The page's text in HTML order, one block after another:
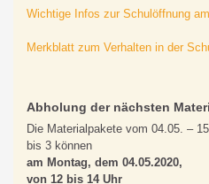
Wichtige Infos zur Schulöffnung
Merkblatt zum Verhalten in der
Abholung der nächsten
Die Materialpakete vom 04.05. –
bis 3 können
am Montag, dem 04.05.2020,
von 12 bis 14 Uhr